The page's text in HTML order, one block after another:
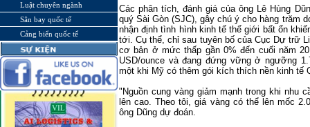
Luật chuyên ngành
Sân bay quốc tế
Cảng biển quốc tế
Các phân tích, đánh giá của ông Lê Hùng
quý Sài Gòn (SJC), gây chú ý cho hàng trăm
nhận định tình hình kinh tế thế giới bất ổn
tới. Cụ thể, chỉ sau tuyên bố của Cục Dự trữ
cơ bản ở mức thấp gần 0% đến cuối năm
USD/ounce và đang đứng vững ở ngưỡng
một khi Mỹ có thêm gói kích thích nền kinh tế
"Nguồn cung vàng giảm mạnh trong khi nhu
lên cao. Theo tôi, giá vàng có thể lên mốc
ông Dũng dự đoán.